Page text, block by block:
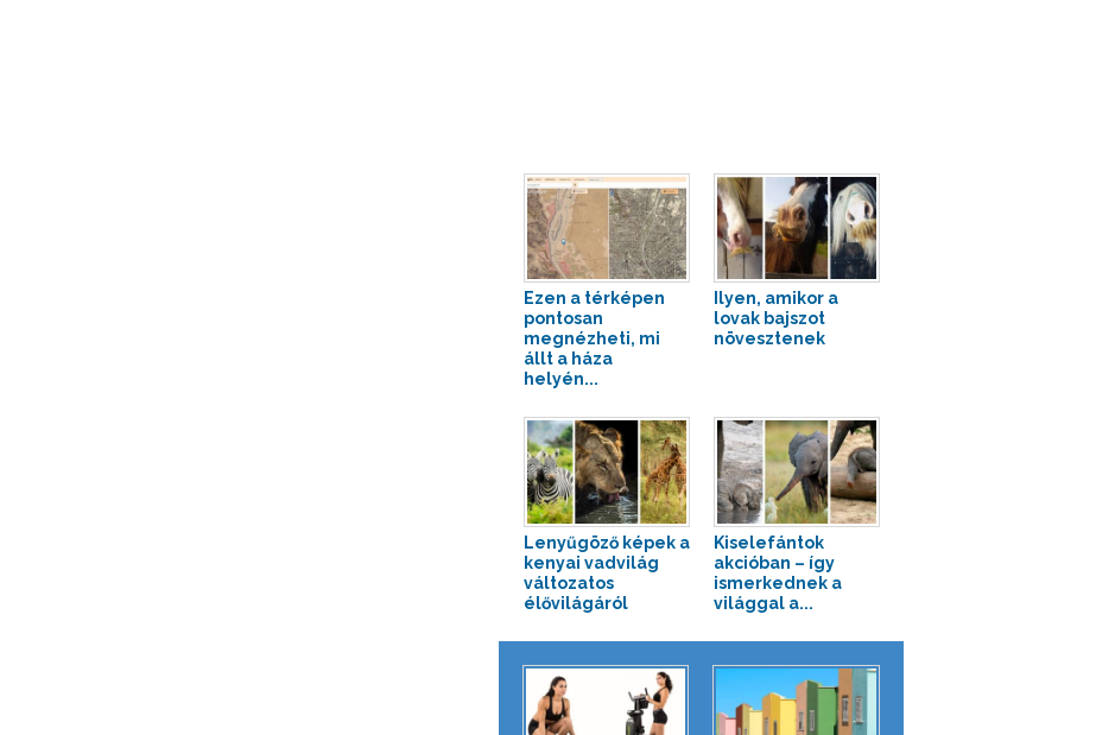
Ezen a térképen
pontosan
megnézheti, mi
állt a háza
helyén...
Ilyen, amikor a
lovak bajszot
növesztenek
Lenyűgöző képek a
kenyai vadvilág
változatos
élővilágáról
Kiselefántok
akcióban – így
ismerkednek a
világgal a...